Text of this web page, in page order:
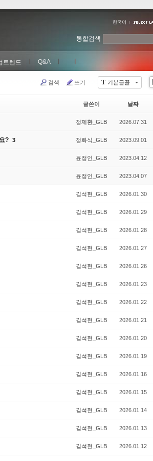
한국어
트렌드 Q&A
통합검색
T 기본글꼴
검색 쓰기
글쓴이 날짜
정제환_GLB 2026.07.31
? 3 정화식_GLB 2023.09.01
윤정인_GLB 2023.04.12
윤정인_GLB 2023.04.07
김석현_GLB 2026.01.30
김석현_GLB 2026.01.29
김석현_GLB 2026.01.28
김석현_GLB 2026.01.27
김석현_GLB 2026.01.26
김석현_GLB 2026.01.23
김석현_GLB 2026.01.22
김석현_GLB 2026.01.21
김석현_GLB 2026.01.20
김석현_GLB 2026.01.19
김석현_GLB 2026.01.16
김석현_GLB 2026.01.15
김석현_GLB 2026.01.14
김석현_GLB 2026.01.13
김석현_GLB 2026.01.12